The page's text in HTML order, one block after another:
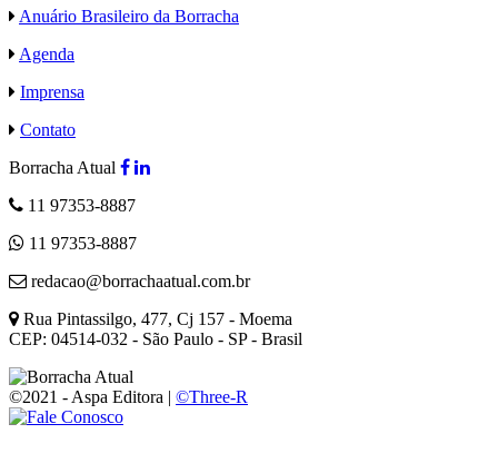
Anuário Brasileiro da Borracha
Agenda
Imprensa
Contato
Borracha Atual
11 97353-8887
11 97353-8887
redacao@borrachaatual.com.br
Rua Pintassilgo, 477, Cj 157 - Moema
CEP: 04514-032 - São Paulo - SP - Brasil
©2021 - Aspa Editora | ©Three-R